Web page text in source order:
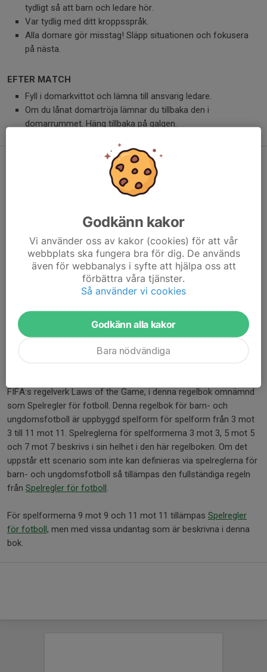
tydligt så att barn och ledare hör.
Var tydlig med ditt kroppsspråk.
Alla domare gör misstag! Släpp situationen och fokusera
på nästa.
EFTER MATCH
Fyll i domarkvittot och lämna till ansvarig ledare.
Om du lånat domartröja lämnar du tillbaka den i
domarrummet. Häng tillbaka på galgen.
Spelregler för barn och ungdomsfotboll
Spelreglerna för barn- och ungdomsfotboll är utformade utifrån
ett barnrättsperspektiv och för de nationella spelformerna.
Barnfotboll sker till och med att spelarna är 12 år.
Ungdomsfotboll spelas när spelarna är 13–19 år.
De fem spelformerna är
● 7 mot 7 (10–12 år)
● 9 mot 9 (13–14 år)
● 11 mot 11 (15–19 år).
FIFA:s regelverk Laws of the Game, i denna regelbok omnämnd
som Spelregler för fotboll. Denna regelbok för barn- och
ungdomsfotboll är uppbyggd spelform för spelform från 3 mot
3 till 11 mot 11. Spelreglerna för spelformerna 3 mot 3, 5 mot 5
och 7 mot 7 beskrivs i sin helhet i den här regelboken. Om det
uppstår ett scenario som inte kan definieras via spelreglerna för
barn- och ungdomsfotboll så tillämpas den fullständiga regeln
från Spelregler för fotboll.
För spelformerna 9 mot 9 och 11 mot 11 tillämpas Spelregler
för fotboll, men med vissa undantag som är beskrivna i denna
bok.
Godkänn kakor
Vi använder oss av kakor (cookies) för att vår
webbplats ska fungera bra för dig. De används
även för webbanalys i syfte att hjälpa oss att
förbättra våra tjänster.
Så använder vi cookies
Godkänn alla kakor
Bara nödvändiga